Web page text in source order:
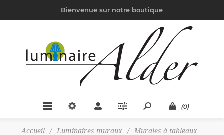
Bienvenue sur notre boutique
(0)
Accueil / Luminaires muraux / Murales à tableaux